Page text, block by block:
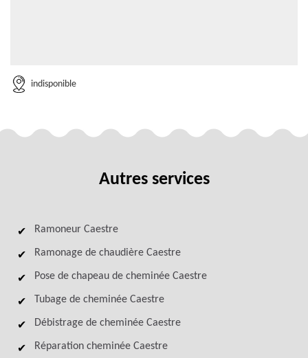
indisponible
Autres services
Ramoneur Caestre
Ramonage de chaudière Caestre
Pose de chapeau de cheminée Caestre
Tubage de cheminée Caestre
Débistrage de cheminée Caestre
Réparation cheminée Caestre